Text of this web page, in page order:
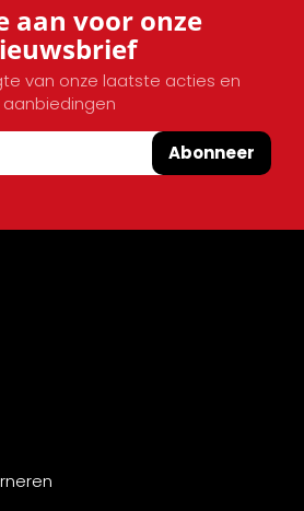
aan voor onze
van onze laatste acties en
aanbiedingen
Abonneer